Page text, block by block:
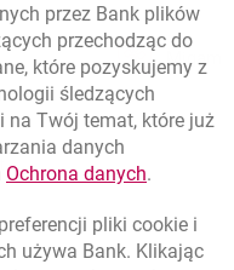
Migam
otwiera się w nowej karcie
przez Bank plików
przechodząc do
się w nowym oknie
które pozyskujemy z
śledzących
na Twój temat, które już
danych
Ochrona danychlink
.
pliki cookie i
używa Bank. Klikając